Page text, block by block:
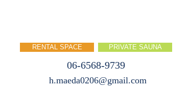
RENTAL SPACE PRIVATE SAUNA
06-6568-9739
h.maeda0206@gmail.com